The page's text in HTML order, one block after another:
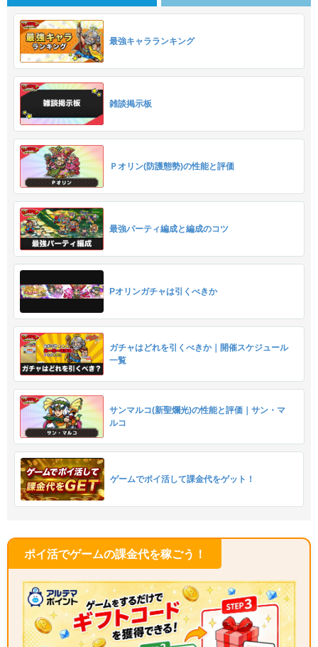
最強キャラランキング
雑談掲示板
Ｐオリン(防護態勢)の性能と評価
最強パーティ編成と編成のコツ
Pオリンガチャは引くべきか
ガチャはどれを引くべきか｜開催スケジュール
一覧
サンマルコ(新聖爛光)の性能と評価｜サン・マ
ルコ
ゲームでポイ活して課金代をゲット！
ポイ活でゲームの課金代を稼ごう！